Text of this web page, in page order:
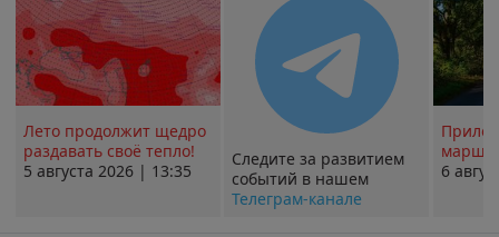
Лето продолжит щедро
раздавать своё тепло!
5 августа 2026 | 13:35
Следите за развитием
событий в нашем
Телеграм-канале
6